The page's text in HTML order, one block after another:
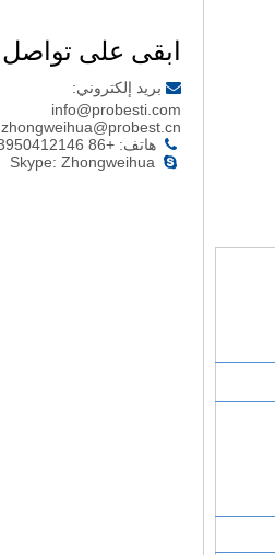
ابقى على تواصل
 بريد إلكتروني:
info@probesti.com
zhongweihua@probest.cn
 هاتف: +86 13950412146
